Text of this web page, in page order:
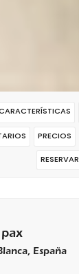
PRECIOS
RESERVAR
España